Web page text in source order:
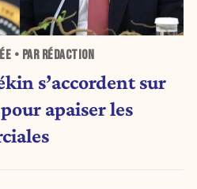
• PAR RÉDACTION
s’accordent sur
apaiser les